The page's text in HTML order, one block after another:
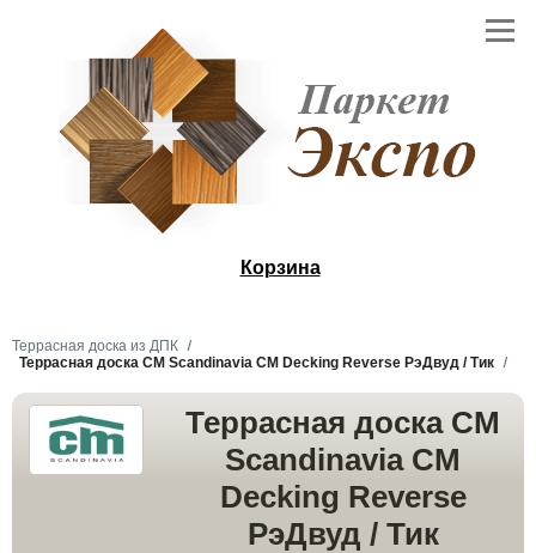
Корзина
Террасная доска из ДПК
Террасная доска CM Scandinavia CM Decking Reverse РэДвуд / Тик
Террасная доска CM
Scandinavia CM
Decking Reverse
РэДвуд / Тик